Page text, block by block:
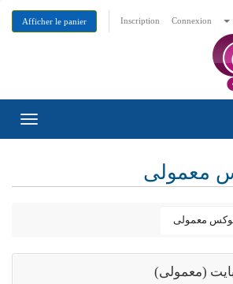
Connexion
Inscription
Afficher le panier
معمولی